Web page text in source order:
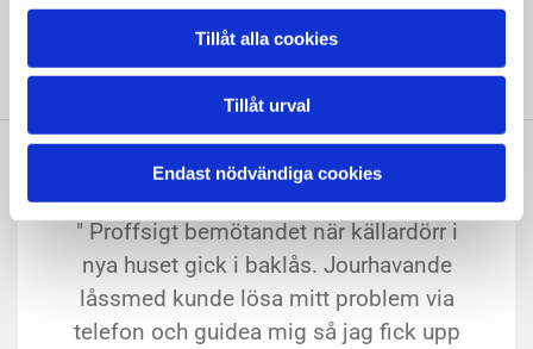
Tillåt alla cookies
Tillåt urval
Endast nödvändiga cookies
" Proffsigt bemötandet när källardörr i
nya huset gick i baklås. Jourhavande
låssmed kunde lösa mitt problem via
telefon och guidea mig så jag fick upp